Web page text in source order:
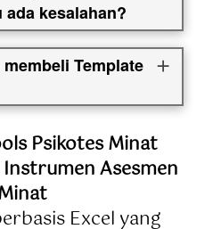
kesalahan?
Template
Psikotes Minat
Instrumen Asesmen